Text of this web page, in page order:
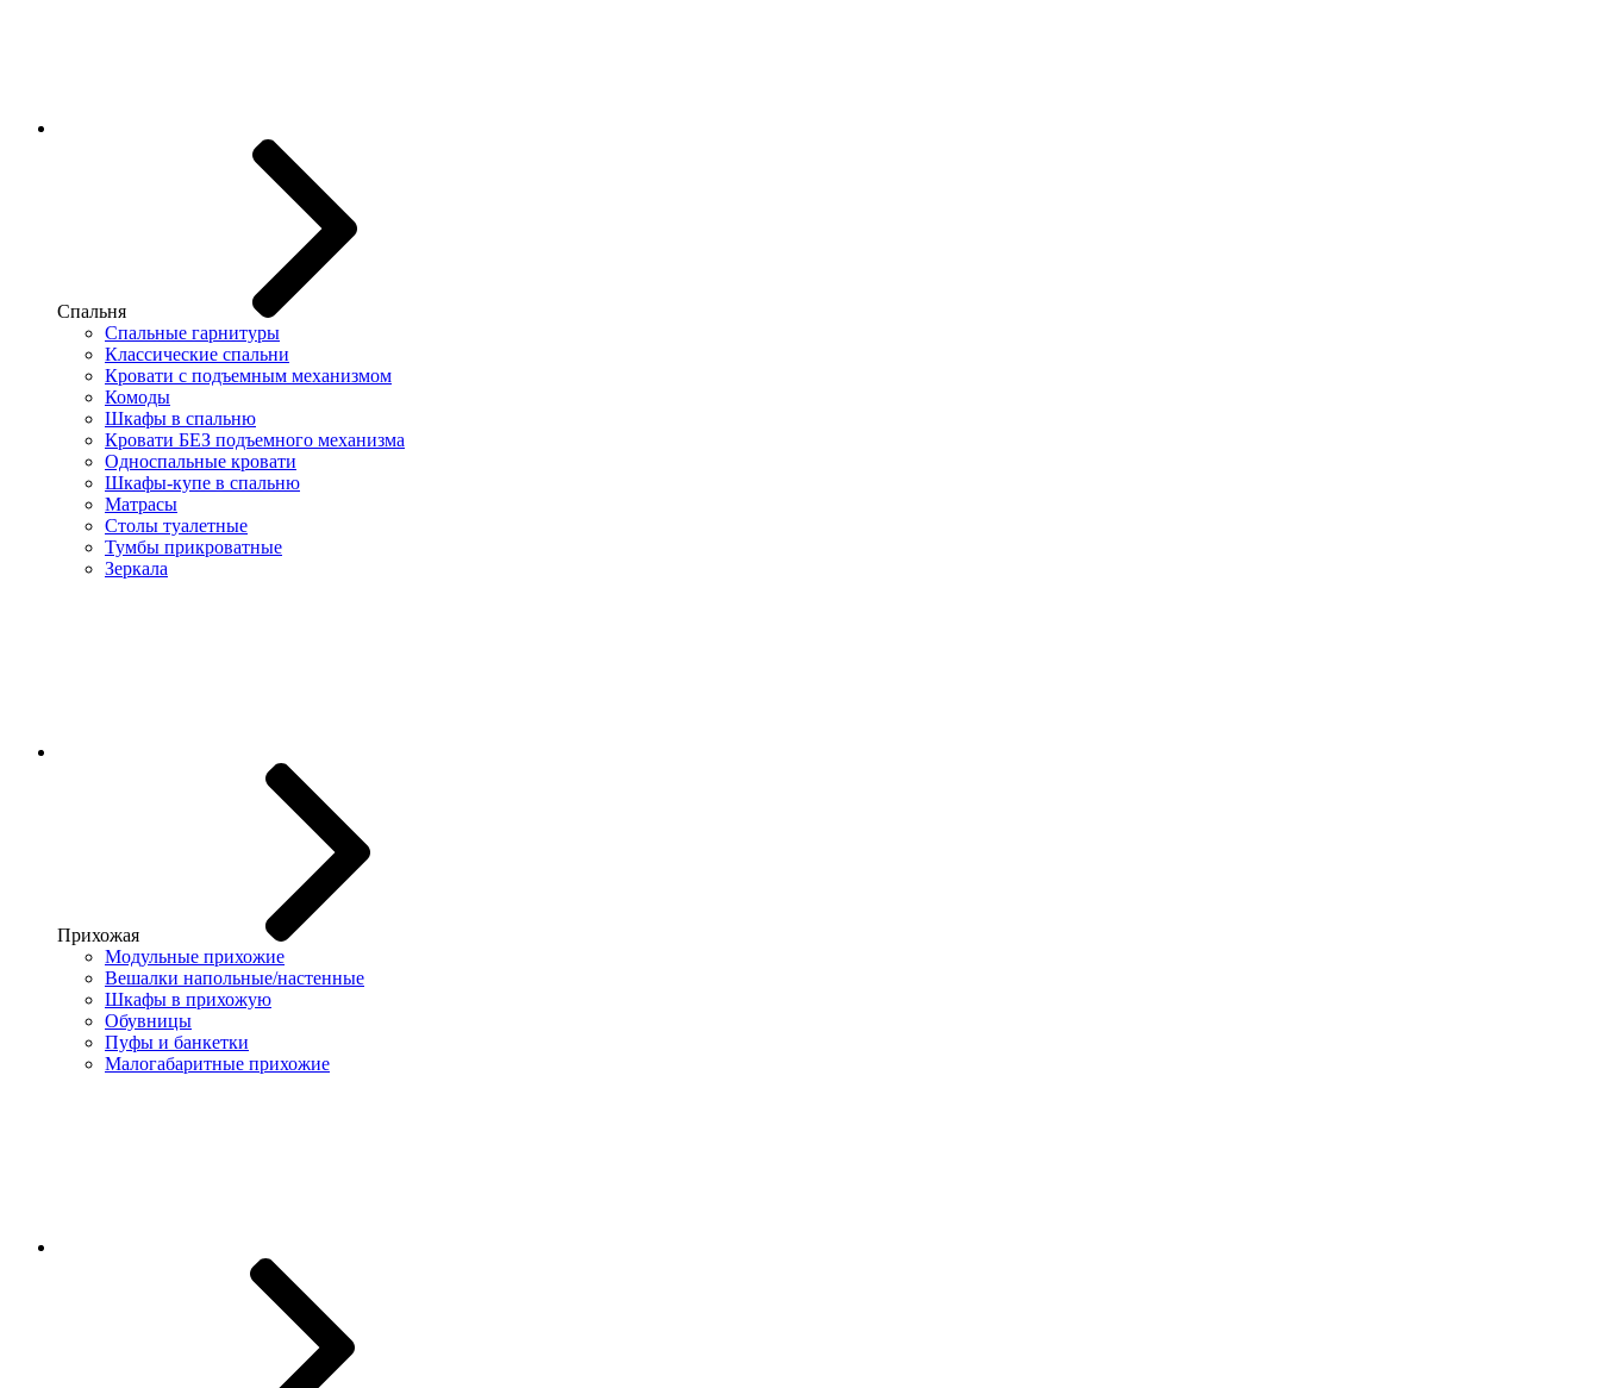
Спальня
Спальные гарнитуры
Классические спальни
Кровати с подъемным механизмом
Комоды
Шкафы в спальню
Кровати БЕЗ подъемного механизма
Односпальные кровати
Шкафы-купе в спальню
Матрасы
Столы туалетные
Тумбы прикроватные
Зеркала
Прихожая
Модульные прихожие
Вешалки напольные/настенные
Шкафы в прихожую
Обувницы
Пуфы и банкетки
Малогабаритные прихожие